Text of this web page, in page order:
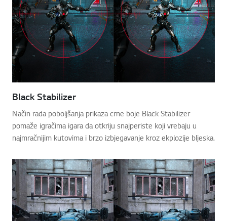
Black Stabilizer
Način rada poboljšanja prikaza crne boje Black Stabilizer
pomaže igračima igara da otkriju snajperiste koji vrebaju u
najmračnijim kutovima i brzo izbjegavanje kroz ekplozije bljeska.